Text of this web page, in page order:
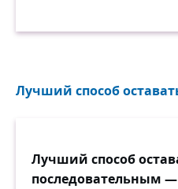
Лучший способ
Лучший способ
последовательным —